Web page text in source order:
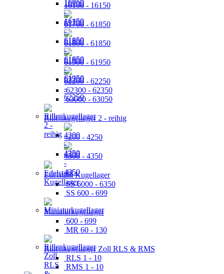
16100 - 16150
61700 - 61850
61800 - 61850
61900 - 61950
62200 - 62250
62300 - 62350
63000 - 63050
Rillenkugellager 2 - reihig
4200 - 4250
4300 - 4350
Edelstahl Kugellager
SS 6000 - 6350
SS 600 - 699
Miniaturkugellager
600 - 699
MR 60 - 130
Rillenkugellager Zoll RLS & RMS
RLS 1 - 10
RMS 1 - 10